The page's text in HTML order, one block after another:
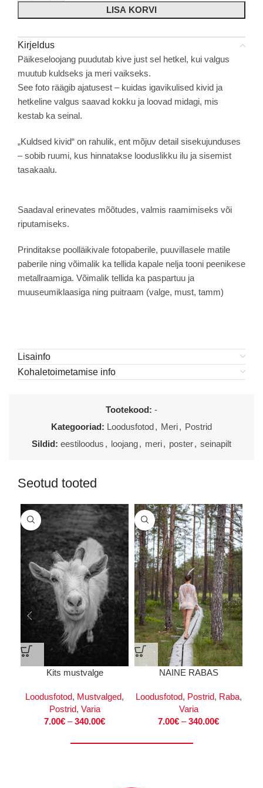
LISA KORVI
Kirjeldus
Päikeseloojang puudutab kive just sel hetkel, kui valgus
muutub kuldseks ja meri vaikseks.
See foto räägib ajatusest – kuidas igavikulised kivid ja
hetkeline valgus saavad kokku ja loovad midagi, mis
kestab ka seinal.
„Kuldsed kivid“ on rahulik, ent mõjuv detail sisekujunduses
– sobib ruumi, kus hinnatakse looduslikku ilu ja sisemist
tasakaalu.
Saadaval erinevates mõõtudes, valmis raamimiseks või
riputamiseks.
Prinditakse poolläikivale fotopaberile, puuvillasele matile
paberile ning võimalik ka tellida kapale nelja tooni peenikese
metallraamiga. Võimalik tellida ka paspartuu ja
muuseumiklaasiga ning puitraam (valge, must, tamm)
Lisainfo
Kohaletoimetamise info
Tootekood: -
Kategooriad: Loodusfotod, Meri, Postrid
Sildid: eestiloodus , loojang, meri, poster, seinapilt
Seotud tooted
Kits mustvalge
Loodusfotod, Mustvalged,
Postrid, Varia
7.00€ – 340.00€
NAINE RABAS
Loodusfotod, Postrid, Raba,
Varia
7.00€ – 340.00€